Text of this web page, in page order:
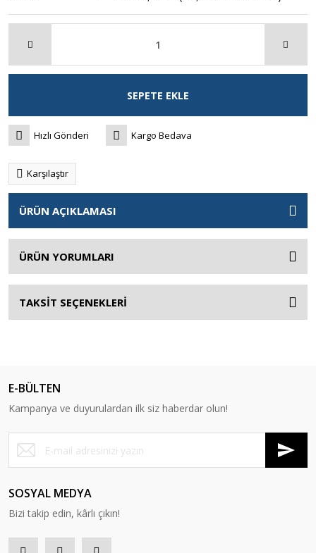
SEPETE EKLE
Hızlı Gönderi Kargo Bedava
Karşılaştır
ÜRÜN AÇIKLAMASI
ÜRÜN YORUMLARI
TAKSİT SEÇENEKLERİ
E-BÜLTEN
Kampanya ve duyurulardan ilk siz haberdar olun!
SOSYAL MEDYA
Bizi takip edin, kârlı çıkın!